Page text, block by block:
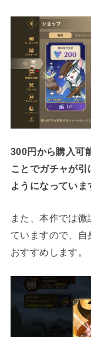
300円から購入可
ことでガチャが
ようになっていま
また、本作では
ていますので、
おすすめします。